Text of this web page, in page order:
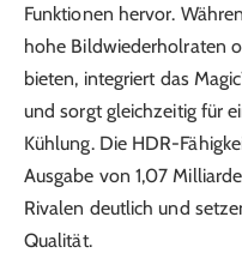
Funktionen hervor.
hohe Bildwiederholraten
bieten, integriert das
und sorgt gleichzeitig für
Kühlung. Die HDR-
Ausgabe von 1,07
Rivalen deutlich und
Qualität.